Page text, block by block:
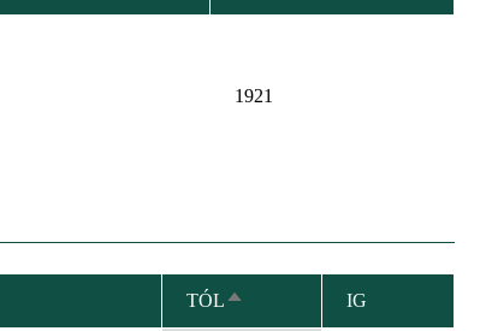
1921
TÓLCSÖKKENŐ
IG